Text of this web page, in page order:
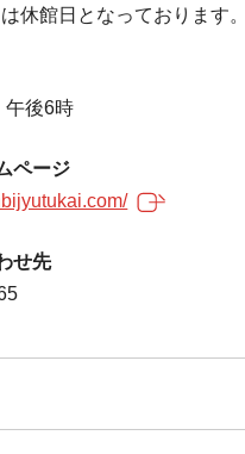
休館日となっております
午後6時
ページ
せ先